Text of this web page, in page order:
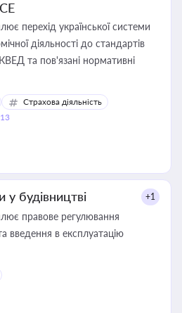
перехід української системи
діяльності до стандартів
та пов'язані нормативні
Страхова діяльність
у будівництві +1
правове регулювання
введення в експлуатацію